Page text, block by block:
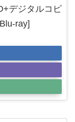
デジタルコピ
ray]